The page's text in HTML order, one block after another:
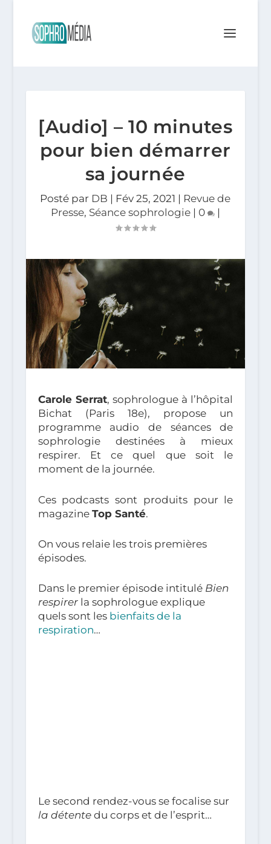
[Audio] – 10 minutes
pour bien démarrer
sa journée
Posté par DB | Fév 25, 2021 | Revue de
Presse, Séance sophrologie| 0 |
Carole Serrat, sophrologue à l’hôpital
Bichat (Paris 18e), propose un
programme audio de séances de
sophrologie destinées à mieux
respirer. Et ce quel que soit le
moment de la journée.
Ces podcasts sont produits pour le
magazine Top Santé.
On vous relaie les trois premières
épisodes.
Dans le premier épisode intitulé Bien
respirerla sophrologue explique
quels sont les bienfaits de la
respiration…
Le second rendez-vous se focalise sur
la détentedu corps et de l’esprit…